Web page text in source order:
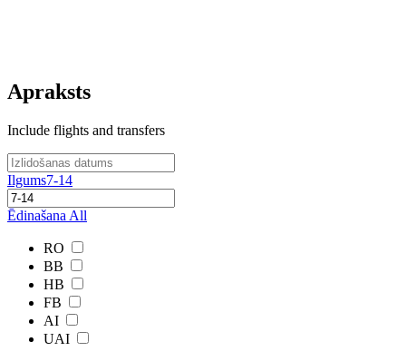
Apraksts
Include flights and transfers
Ilgums7-14
Ēdinašana All
RO
BB
HB
FB
AI
UAI